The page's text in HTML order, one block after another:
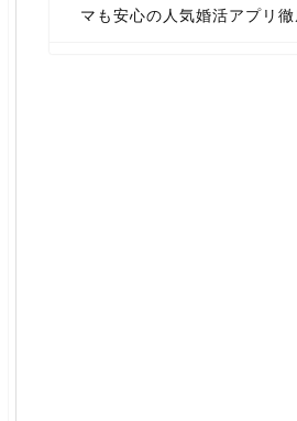
マも安心の人気婚活アプリ